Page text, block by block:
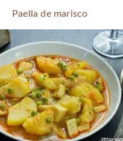
Paella de marisco